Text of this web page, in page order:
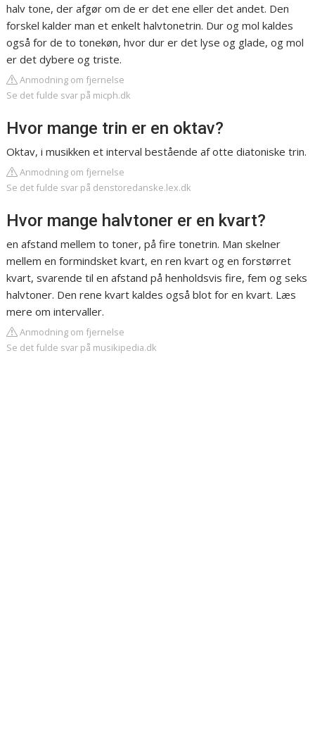
halv tone, der afgør om de er det ene eller det andet. Den
forskel kalder man et enkelt halvtonetrin. Dur og mol kaldes
også for de to tonekøn, hvor dur er det lyse og glade, og mol
er det dybere og triste.
Anmodning om fjernelse
Se det fulde svar på micph.dk
Hvor mange trin er en oktav?
Oktav, i musikken et interval bestående af otte diatoniske trin.
Anmodning om fjernelse
Se det fulde svar på denstoredanske.lex.dk
Hvor mange halvtoner er en kvart?
en afstand mellem to toner, på fire tonetrin. Man skelner
mellem en formindsket kvart, en ren kvart og en forstørret
kvart, svarende til en afstand på henholdsvis fire, fem og seks
halvtoner. Den rene kvart kaldes også blot for en kvart. Læs
mere om intervaller.
Anmodning om fjernelse
Se det fulde svar på musikipedia.dk